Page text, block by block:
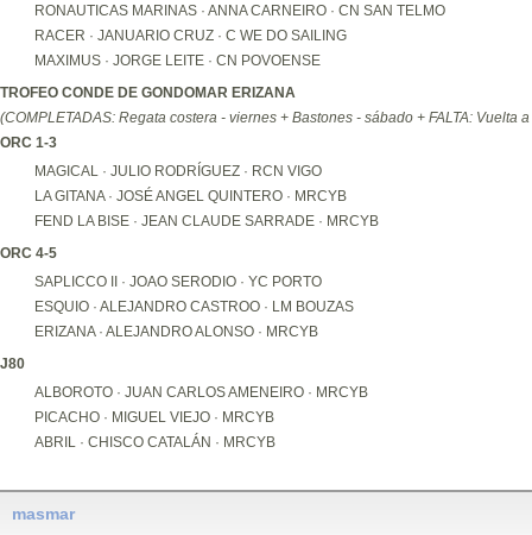
RONAUTICAS MARINAS · ANNA CARNEIRO · CN SAN TELMO
RACER · JANUARIO CRUZ · C WE DO SAILING
MAXIMUS · JORGE LEITE · CN POVOENSE
TROFEO CONDE DE GONDOMAR ERIZANA
(COMPLETADAS: Regata costera - viernes + Bastones - sábado + FALTA: Vuelta
ORC 1-3
MAGICAL · JULIO RODRÍGUEZ · RCN VIGO
LA GITANA · JOSÉ ANGEL QUINTERO · MRCYB
FEND LA BISE · JEAN CLAUDE SARRADE · MRCYB
ORC 4-5
SAPLICCO II · JOAO SERODIO · YC PORTO
ESQUIO · ALEJANDRO CASTROO · LM BOUZAS
ERIZANA · ALEJANDRO ALONSO · MRCYB
J80
ALBOROTO · JUAN CARLOS AMENEIRO · MRCYB
PICACHO · MIGUEL VIEJO · MRCYB
ABRIL · CHISCO CATALÁN · MRCYB
masmar